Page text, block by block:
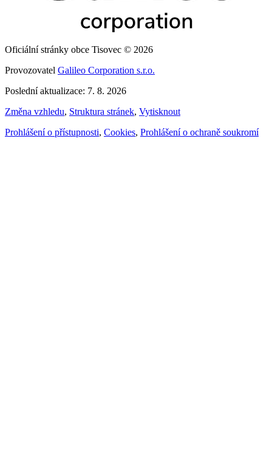
Oficiální stránky obce Tisovec © 2026
Provozovatel Galileo Corporation s.r.o.
Poslední aktualizace: 7. 8. 2026
Změna vzhledu, Struktura stránek, Vytisknout
Prohlášení o přístupnosti, Cookies, Prohlášení o ochraně soukromí